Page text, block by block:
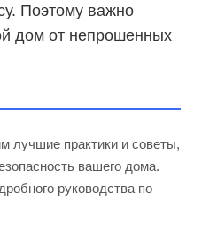
Поэтому важно
дом от непрошенных
лучшие практики и советы,
вашего дома.
руководства по